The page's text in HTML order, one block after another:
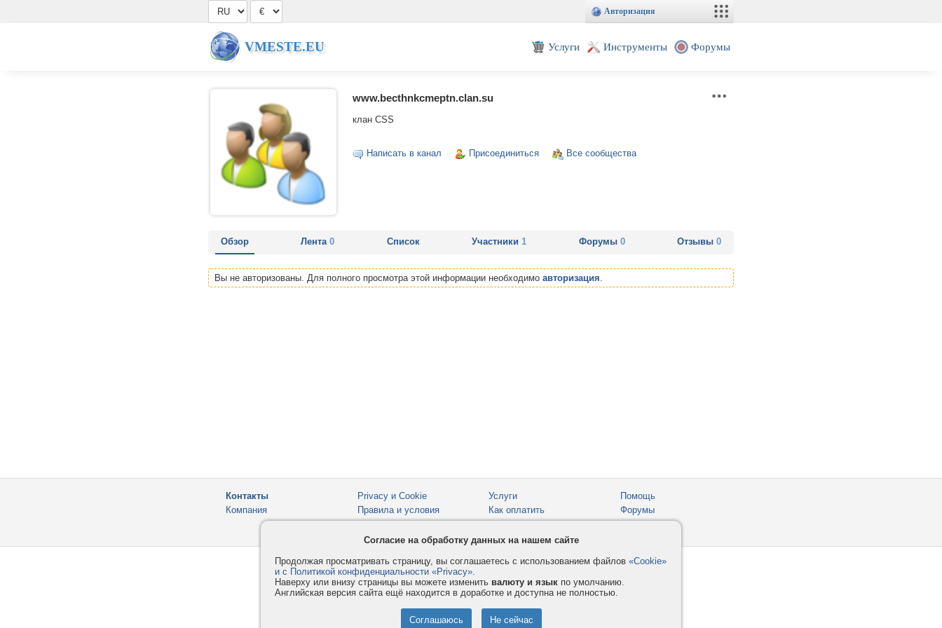
Авторизация
VMESTE.EU Услуги Инструменты Форумы
www.becthnkcmeptn.clan.su
клан CSS
Написать в канал Присоединиться Все сообщества
Обзор Лента0 Список Участники1 Форумы 0 Отзывы 0
Вы не авторизованы. Для полного просмотра этой информации необходимо авторизация.
Контакты
Компания
Privacy и Cookie
Правила и условия
Услуги
Как оплатить
Помощь
Форумы
Согласие на обработку данных на нашем сайте
Продолжая просматривать страницу, вы соглашаетесь с использованием файлов «Cookie»
и с Политикой конфиденциальности «Privacy».
Наверху или внизу страницы вы можете изменить валюту и язык по умолчанию.
Английская версия сайта ещё находится в доработке и доступна не полностью.